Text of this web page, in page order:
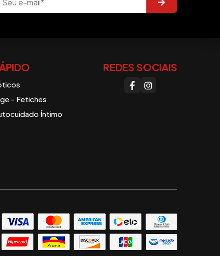
- Fetiches
Íntimo
REDES SOCIAIS